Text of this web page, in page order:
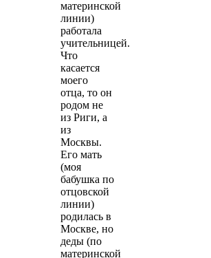
материнской
линии)
работала
учительницей.
Что
касается
моего
отца, то он
родом не
из Риги, а
из
Москвы.
Его мать
(моя
бабушка по
отцовской
линии)
родилась в
Москве, но
деды (по
материнской